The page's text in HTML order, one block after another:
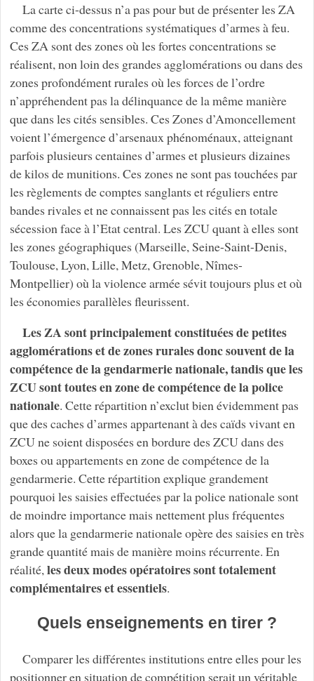
La carte ci-dessus n’a pas pour but de présenter les ZA
comme des concentrations systématiques d’armes à feu.
Ces ZA sont des zones où les fortes concentrations se
réalisent, non loin des grandes agglomérations ou dans des
zones profondément rurales où les forces de l’ordre
n’appréhendent pas la délinquance de la même manière
que dans les cités sensibles. Ces Zones d’Amoncellement
voient l’émergence d’arsenaux phénoménaux, atteignant
parfois plusieurs centaines d’armes et plusieurs dizaines
de kilos de munitions. Ces zones ne sont pas touchées par
les règlements de comptes sanglants et réguliers entre
bandes rivales et ne connaissent pas les cités en totale
sécession face à l’Etat central. Les ZCU quant à elles sont
les zones géographiques (Marseille, Seine-Saint-Denis,
Toulouse, Lyon, Lille, Metz, Grenoble, Nîmes-
Montpellier) où la violence armée sévit toujours plus et où
les économies parallèles fleurissent.
Les ZA sont principalement constituées de petites
agglomérations et de zones rurales donc souvent de la
compétence de la gendarmerie nationale, tandis que les
ZCU sont toutes en zone de compétence de la police
nationale. Cette répartition n’exclut bien évidemment pas
que des caches d’armes appartenant à des caïds vivant en
ZCU ne soient disposées en bordure des ZCU dans des
boxes ou appartements en zone de compétence de la
gendarmerie. Cette répartition explique grandement
pourquoi les saisies effectuées par la police nationale sont
de moindre importance mais nettement plus fréquentes
alors que la gendarmerie nationale opère des saisies en très
grande quantité mais de manière moins récurrente. En
réalité,les deux modes opératoires sont totalement
complémentaires et essentiels.
Quels enseignements en tirer ?
Comparer les différentes institutions entre elles pour les
positionner en situation de compétition serait un véritable